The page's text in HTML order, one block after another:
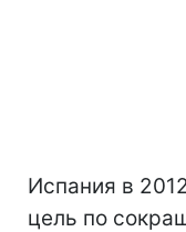
Испания в
цель по